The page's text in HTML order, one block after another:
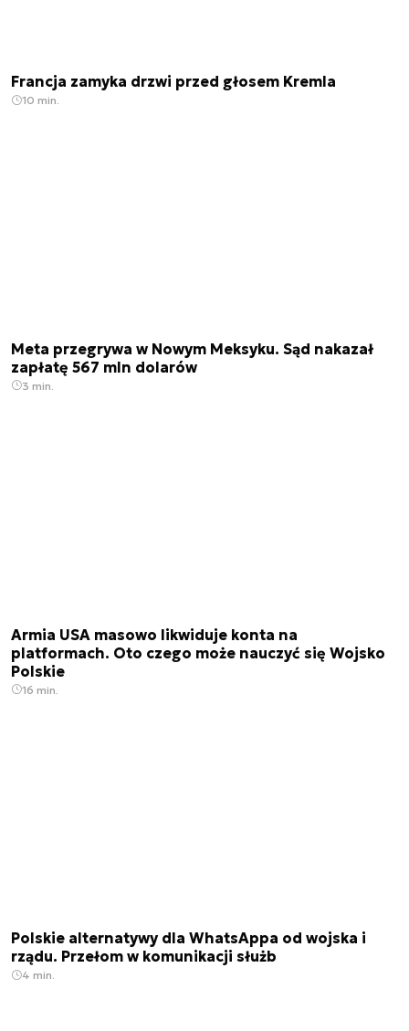
Francja zamyka drzwi przed głosem Kremla
10 min.
Meta przegrywa w Nowym Meksyku. Sąd nakazał
zapłatę 567 mln dolarów
3 min.
Armia USA masowo likwiduje konta na
platformach. Oto czego może nauczyć się Wojsko
Polskie
16 min.
Polskie alternatywy dla WhatsAppa od wojska i
rządu. Przełom w komunikacji służb
4 min.